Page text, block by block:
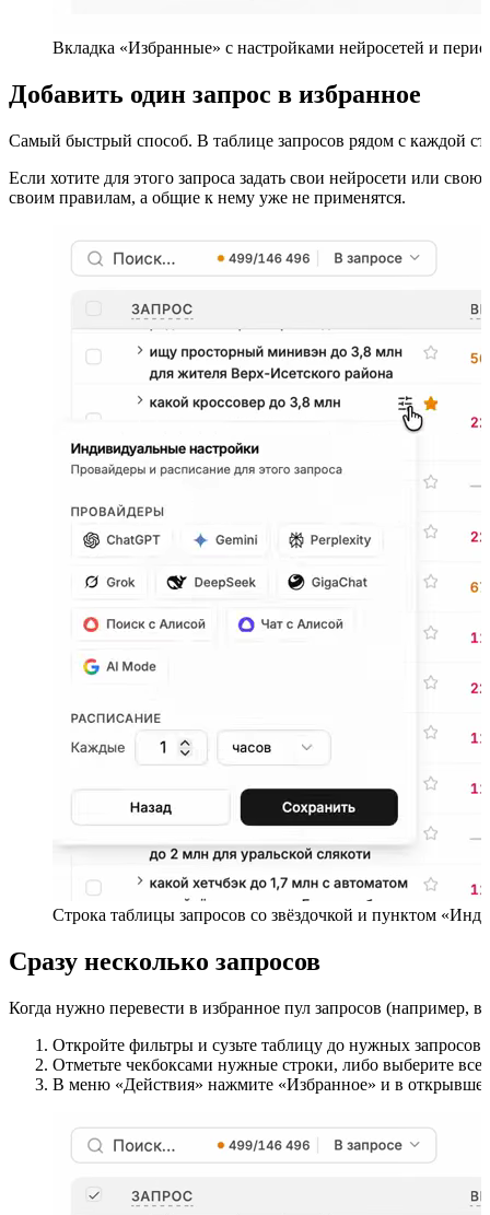
Вкладка «Избранные» с настройками нейросетей и
Добавить один запрос в избранное
Самый быстрый способ. В таблице запросов рядом с каждой
Если хотите для этого запроса задать свои нейросети или
своим правилам, а общие к нему уже не применятся.
Строка таблицы запросов со звёздочкой и пунктом
Сразу несколько запросов
Когда нужно перевести в избранное пул запросов (например,
Откройте фильтры и сузьте таблицу до нужных запросов
Отметьте чекбоксами нужные строки, либо выберите все
В меню «Действия» нажмите «Избранное» и в